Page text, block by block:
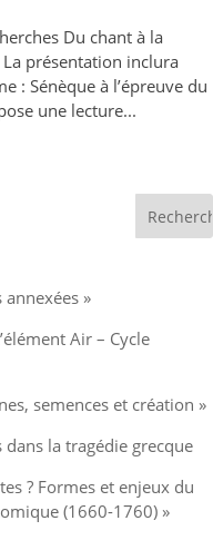
Du chant à la
présentation inclura
: Sénèque à l’épreuve du
une lecture...
annexées »
Air – Cycle
semences et création »
la tragédie grecque
? Formes et enjeux du
(1660-1760) »